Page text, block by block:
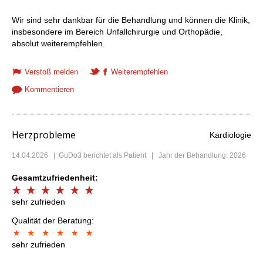
Wir sind sehr dankbar für die Behandlung und können die Klinik,
insbesondere im Bereich Unfallchirurgie und Orthopädie,
absolut weiterempfehlen.
Verstoß melden
Weiterempfehlen
Kommentieren
Herzprobleme Kardiologie
14.04.2026 GuDo3 berichtet als Patient | Jahr der Behandlung: 2026
Gesamtzufriedenheit:
sehr zufrieden
Qualität der Beratung:
sehr zufrieden